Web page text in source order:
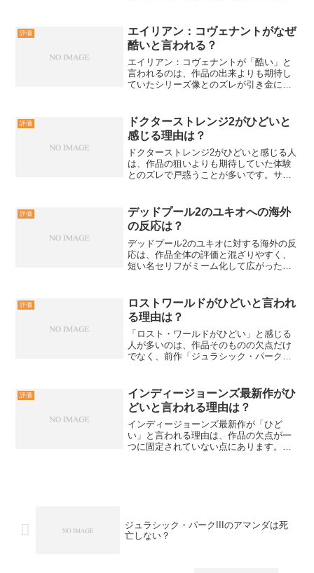
く違います。さらにテレビ放送版やDVD
版など複数の...
評価
エイリアン：コヴェナントがなぜ
酷いと言われる？
エイリアン：コヴェナントが「酷い」と
言われるのは、作品の出来よりも期待し
ていたシリーズ像とのズレが引き金にな
ど、方向性の違いを不満として言語化し
やすい傾向があります。...
評価
ドクターストレンジ2がひどいと
感じる理由は？
ドクターストレンジ2がひどいと感じる人
は、作品の狙いよりも期待していた体験
とのズレで戸惑うことが多いです。サ
い要因を整理し、合うかどうかの見極め
方を解説します。ドクター...
評価
デッドプール2のユキオへの海外
の反応は？
デッドプール2のユキオに対する海外の反
応は、作品全体の評価と混ざりやすく、
短い名セリフがミーム化して広がった点
後、IMDbは7.6点前後のため、...
評価
ロストワールドがひどいと言われ
る理由は？
「ロスト・ワールドがひどい」と感じる
人が多いのは、作品そのものの欠点だけ
でなく、前作「ジュラシック・パーク」
「ロスト・ワールド／ジュラシック・パ
ーク」を前提に、どこ...
評価
インディージョーンズ最新作がひ
どいと言われる理由は？
インディージョーンズ最新作が「ひど
い」と言われる理由は、作品の欠点が一
つに固定されていない点にあります。現
ジュラシック・パークIIIのアマンダは死
亡しない？